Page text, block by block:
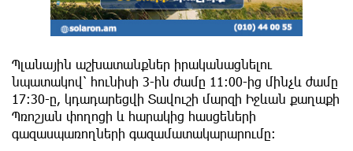
Պլանային աշխատանքներ իրականացնելու
նպատակով՝ հունիսի 3-ին ժամը 11:00-ից մինչև ժամը
17:30-ը, կդադարեցվի Տավուշի մարզի Իջևան քաղաքի
Պռոշյան փողոցի և հարակից հասցեների
գազասպառողների գազամատակարարումը։